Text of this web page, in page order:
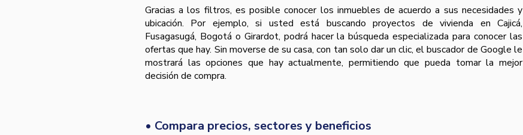
Gracias a los filtros, es posible conocer los inmuebles de acuerdo a sus necesidades y
ubicación. Por ejemplo, si usted está buscando proyectos de vivienda en Cajicá,
Fusagasugá, Bogotá o Girardot, podrá hacer la búsqueda especializada para conocer las
ofertas que hay. Sin moverse de su casa, con tan solo dar un clic, el buscador de Google le
mostrará las opciones que hay actualmente, permitiendo que pueda tomar la mejor
decisión de compra.
• Compara precios, sectores y beneficios